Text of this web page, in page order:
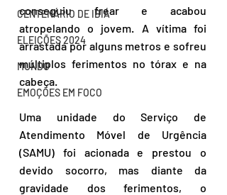
CENTENÁRIO DE IBIÁ
ELEIÇÕES 2024
MUNDO
EMOÇÕES EM FOCO
conseguiu frear e acabou
atropelando o jovem. A vítima foi
arrastada por alguns metros e sofreu
múltiplos ferimentos no tórax e na
cabeça.
Uma unidade do Serviço de
Atendimento Móvel de Urgência
(SAMU) foi acionada e prestou o
devido socorro, mas diante da
gravidade dos ferimentos, o